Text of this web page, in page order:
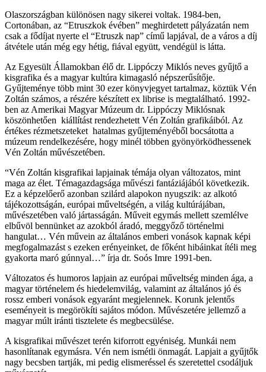
Olaszországban különösen nagy sikerei voltak. 1984-ben,
Cortonában, az “Etruszkok évében” meghirdetett pályázatán nem
csak a fődíjat nyerte el “Etruszk nap” című lapjával, de a város a díj
átvétele után még egy hétig, fiával együtt, vendégül is látta.
Az Egyesült Államokban élő dr. Lippóczy Miklós neves gyűjtő a
kisgrafika és a magyar kultúra kimagasló népszerűsítője.
Gyűjteménye több mint 30 ezer könyvjegyet tartalmaz, köztük Vén
Zoltán számos, a részére készített ex librise is megtalálható. 1992-
ben az Amerikai Magyar Múzeum dr. Lippóczy Miklósnak
köszönhetően kiállítást rendezhetett Vén Zoltán grafikáiból. Az
értékes rézmetszeteket hatalmas gyűjteményéből bocsátotta a
múzeum rendelkezésére, hogy minél többen gyönyörködhessenek
Vén Zoltán művészetében.
“Vén Zoltán kisgrafikai lapjainak témája olyan változatos, mint
maga az élet. Témagazdagsága művészi fantáziájából következik.
Ez a képzelőerő azonban szilárd alapokon nyugszik: az alkotó
tájékozottságán, európai műveltségén, a világ kultúrájában,
művészetében való jártasságán. Műveit egymás mellett szemlélve
elbűvöl bennünket az azokból áradó, meggyőző történelmi
hangulat… Vén művein az általános emberi vonások kapnak képi
megfogalmazást s ezeken erényeinket, de főként hibáinkat ítéli meg
gyakorta maró gúnnyal…” írja dr. Soós Imre 1991-ben.
Változatos és humoros lapjain az európai műveltség minden ága, a
magyar történelem és hiedelemvilág, valamint az általános jó és
rossz emberi vonások egyaránt megjelennek. Korunk jelentős
eseményeit is megörökíti sajátos módon. Művészetére jellemző a
magyar múlt iránti tisztelete és megbecsülése.
A kisgrafikai művészet terén kiforrott egyéniség. Munkái nem
hasonlítanak egymásra. Vén nem ismétli önmagát. Lapjait a gyűjtők
nagy becsben tartják, mi pedig elismeréssel és szeretettel csodáljuk